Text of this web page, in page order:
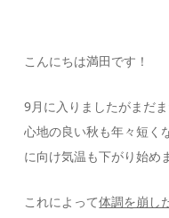
こんにちは満田です！
9月に入りましたがまだ
心地の良い秋も年々短く
に向け気温も下がり始め
これによって体調を崩し